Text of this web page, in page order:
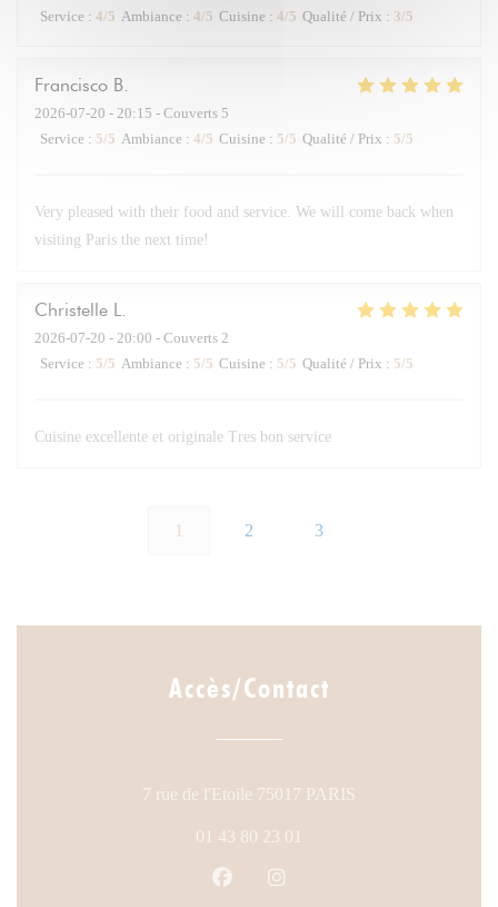
Service : 4/5 Ambiance : 4/5 Cuisine : 4/5 Qualité / Prix : 3/5
Francisco B
2026-07-20 - 20:15 - Couverts 5
Service : 5/5 Ambiance : 4/5 Cuisine : 5/5 Qualité / Prix : 5/5
Very pleased with their food and service. We will come back when
visiting Paris the next time!
Christelle L
2026-07-20 - 20:00 - Couverts 2
Service : 5/5 Ambiance : 5/5 Cuisine : 5/5 Qualité / Prix : 5/5
Cuisine excellente et originale Tres bon service
1 2 3
Accès/Contact
7 rue de l'Etoile 75017 PARIS
01 43 80 23 01
Facebook ((ouvre une nouvelle